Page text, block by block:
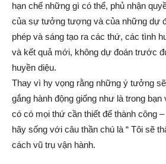
hạn chế những gì có thể, phủ nhận
của sự tưởng tượng và của những dự
phép và sáng tạo ra các thứ, các tình
và kết quả mới, không dự đoán trước
huyền diệu.
Thay vì hy vọng rằng những ý tưởng
gắng hành động giống như là trong bạn
có có mọi thứ cần thiết để thành công
hãy sống với câu thần chú là “ Tôi sẽ
cách vũ trụ vận hành.